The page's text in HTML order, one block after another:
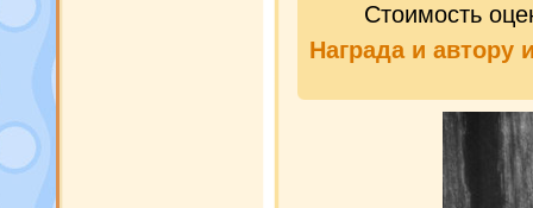
Стоимость
Награда и автору